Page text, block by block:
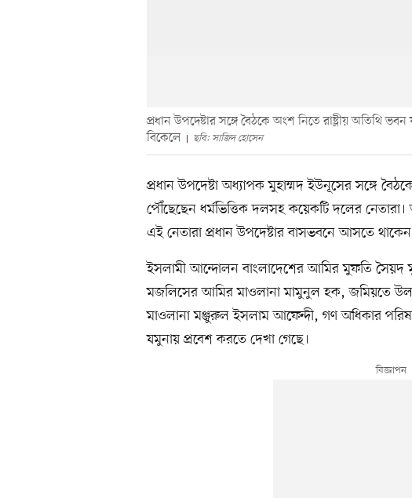
প্রধান উপদেষ্টার সঙ্গে বৈঠকে অংশ নিতে রাষ্ট্রীয় অতিথি
বিকেলে
ছবি: সাজিদ হোসেন
প্রধান উপদেষ্টা অধ্যাপক মুহাম্মদ ইউনূসের সঙ্গে
পৌঁছেছেন ধর্মভিত্তিক দলসহ কয়েকটি দলের
এই নেতারা প্রধান উপদেষ্টার বাসভবনে আসতে
ইসলামী আন্দোলন বাংলাদেশের আমির মুফতি সৈয়দ
মজলিসের আমির মাওলানা মামুনুল হক, জমিয়তে
মাওলানা মঞ্জুরুল ইসলাম আফেন্দী, গণ অধিকার
যমুনায় প্রবেশ করতে দেখা গেছে।